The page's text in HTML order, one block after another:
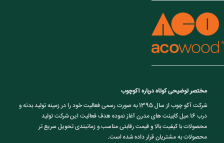
مختصر توضیحی کوتاه درباره آکوچوب
شرکت آکو چوب از سال 1395 به صورت رسمی فعالیت خود را در زمینه تولید بدنه و
درب 16 میل کابینت های مدرن آغاز نموده هدف فعالیت این شرکت تولید
محصولات با کیفیت بالا و قیمت رقابتی مناسب و زمانبندی تحویل سریع تر
محصولات به مشتریان قرار داده شده است.